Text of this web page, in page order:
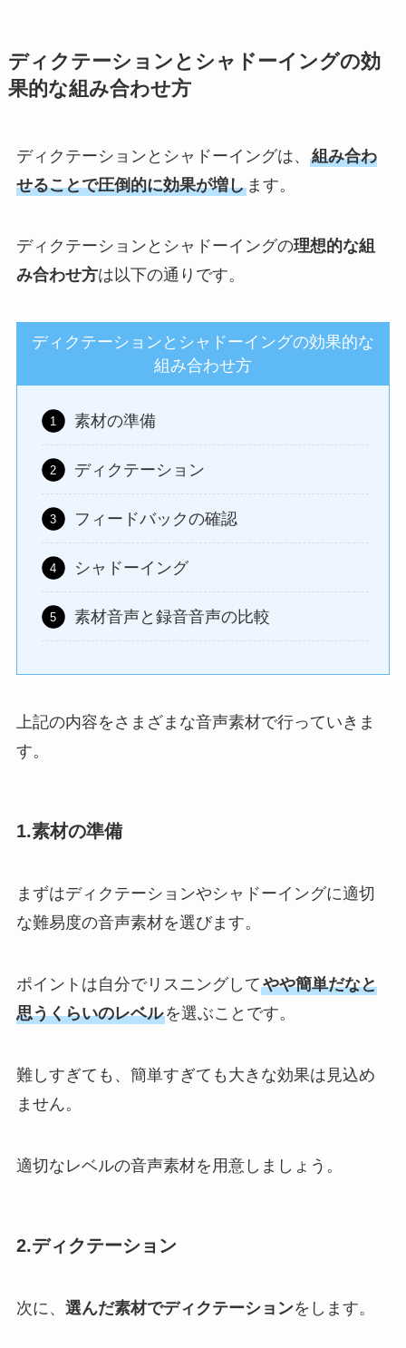
ディクテーションとシャドーイングの効
果的な組み合わせ方
ディクテーションとシャドーイングは、 組み合わ
せることで圧倒的に効果が増します。
ディクテーションとシャドーイングの理想的な組
み合わせ方は以下の通りです。
ディクテーションとシャドーイングの効果的な
組み合わせ方
素材の準備
ディクテーション
フィードバックの確認
シャドーイング
素材音声と録音音声の比較
上記の内容をさまざまな音声素材で行っていきま
す。
1.素材の準備
まずはディクテーションやシャドーイングに適切
な難易度の音声素材を選びます。
ポイントは自分でリスニングしてやや簡単だなと
思うくらいのレベルを選ぶことです。
難しすぎても、簡単すぎても大きな効果は見込め
ません。
適切なレベルの音声素材を用意しましょう。
2.ディクテーション
次に、 選んだ素材でディクテーションをします。